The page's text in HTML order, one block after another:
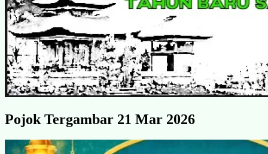
Pojok Tergambar 21 Mar 2026